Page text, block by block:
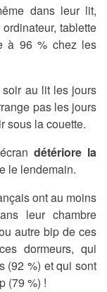
dans leur lit,
tablette
à 96 % chez les
au lit les jours
pas les jours
sous la couette.
détériore la
le lendemain.
ont au moins
leur chambre
autre bip de ces
dormeurs, qui
(92 %) et qui sont
(79 %) !